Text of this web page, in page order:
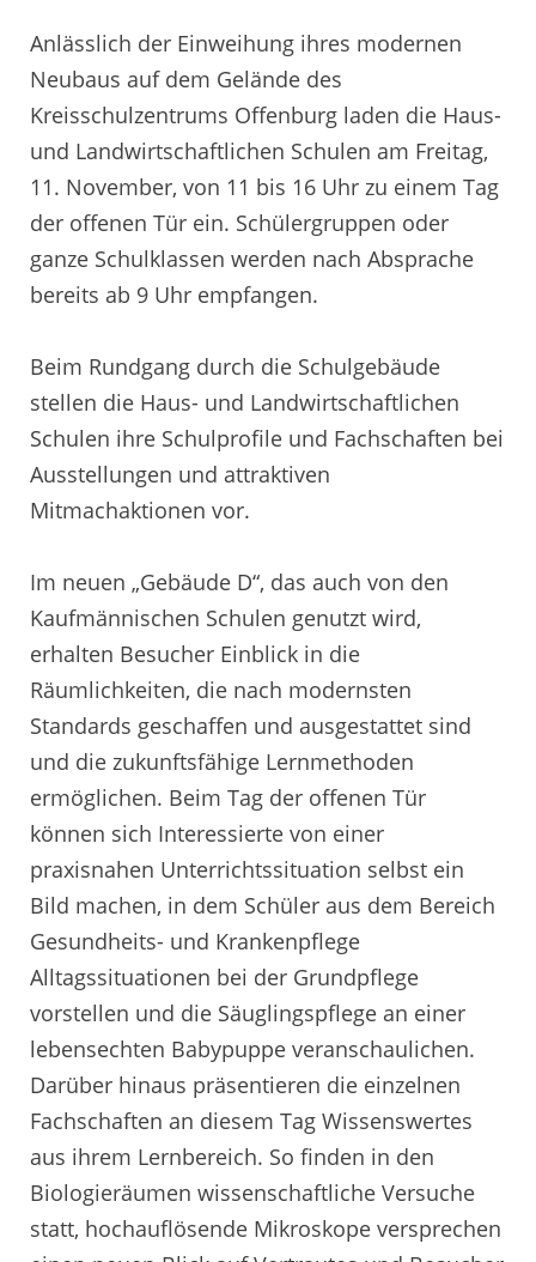
Anlässlich der Einweihung ihres modernen
Neubaus auf dem Gelände des
Kreisschulzentrums Offenburg laden die Haus-
und Landwirtschaftlichen Schulen am Freitag,
11. November, von 11 bis 16 Uhr zu einem Tag
der offenen Tür ein. Schülergruppen oder
ganze Schulklassen werden nach Absprache
bereits ab 9 Uhr empfangen.
Beim Rundgang durch die Schulgebäude
stellen die Haus- und Landwirtschaftlichen
Schulen ihre Schulprofile und Fachschaften bei
Ausstellungen und attraktiven
Mitmachaktionen vor.
Im neuen „Gebäude D“, das auch von den
Kaufmännischen Schulen genutzt wird,
erhalten Besucher Einblick in die
Räumlichkeiten, die nach modernsten
Standards geschaffen und ausgestattet sind
und die zukunftsfähige Lernmethoden
ermöglichen. Beim Tag der offenen Tür
können sich Interessierte von einer
praxisnahen Unterrichtssituation selbst ein
Bild machen, in dem Schüler aus dem Bereich
Gesundheits- und Krankenpflege
Alltagssituationen bei der Grundpflege
vorstellen und die Säuglingspflege an einer
lebensechten Babypuppe veranschaulichen.
Darüber hinaus präsentieren die einzelnen
Fachschaften an diesem Tag Wissenswertes
aus ihrem Lernbereich. So finden in den
Biologieräumen wissenschaftliche Versuche
statt, hochauflösende Mikroskope versprechen